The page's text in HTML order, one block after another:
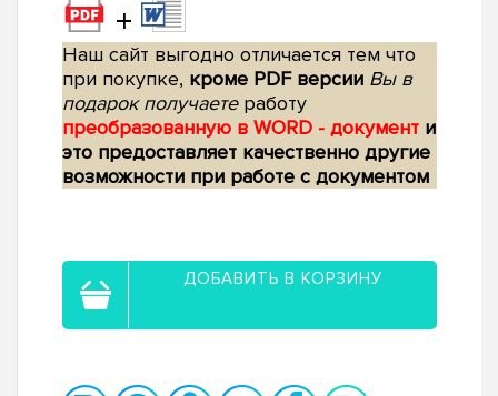
+
Наш сайт выгодно отличается тем что
при покупке, кроме PDF версии Вы в
подарок получаетеработу
преобразованную в WORD - документ и
это предоставляет качественно другие
возможности при работе с документом
ДОБАВИТЬ В КОРЗИНУ